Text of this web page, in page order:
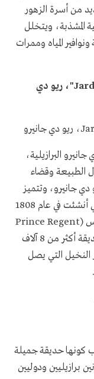
أسرة الزهور
ويتخلل
المياه وممرات
"، ريو دي
البرازيلية،
وقضاء
وتتميز
الحديقة التي تشغل مساحة 350 فدان والتي أنشئت في عام 1808
Prince Regent
) بتصميمها الجذاب وتضم الحديقة أكثر من 8 آلاف
التي يصل
حديقة جميلة
برازيليين ودوليين